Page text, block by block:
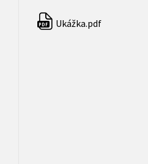
PDF Ukážka.pdf